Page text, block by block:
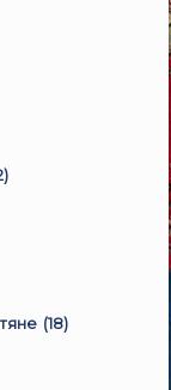
(18)